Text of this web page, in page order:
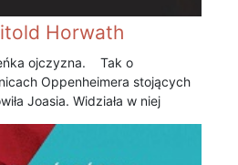
Horwath
ojczyzna. Tak o
Oppenheimera stojących
Joasia. Widziała w niej